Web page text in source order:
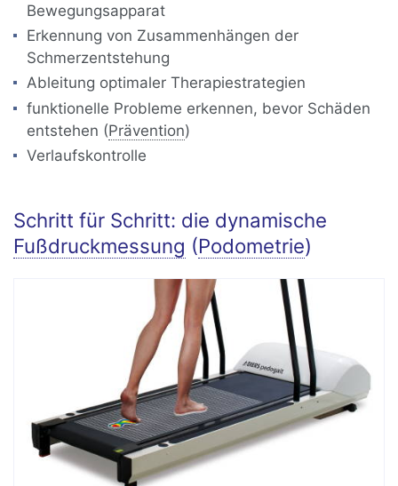
Bewegungsapparat
Erkennung von Zusammenhängen der
Schmerzentstehung
Ableitung optimaler Therapiestrategien
funktionelle Probleme erkennen, bevor Schäden
entstehen (Prävention)
Verlaufskontrolle
Schritt für Schritt: die dynamische
Fußdruckmessung (Podometrie)